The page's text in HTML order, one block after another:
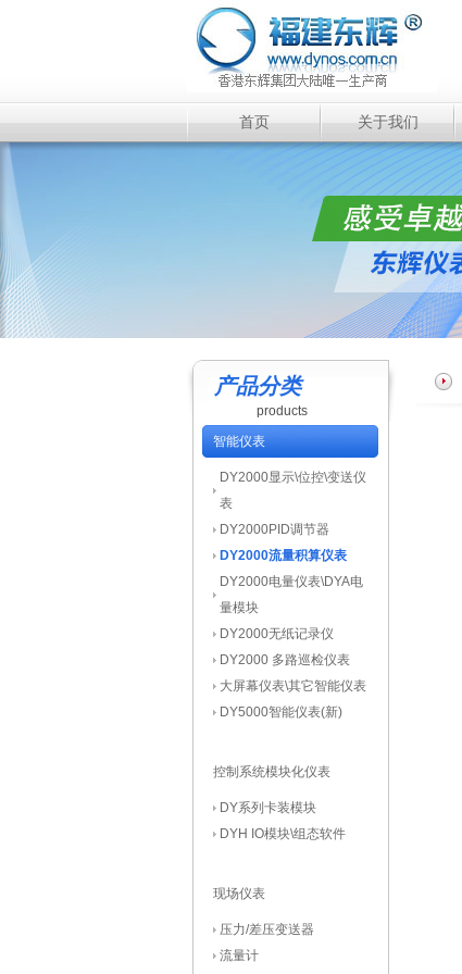
首页 关于我们
产品分类
products
智能仪表
DY2000显示\位控\变送仪
表
DY2000PID调节器
DY2000流量积算仪表
DY2000电量仪表\DYA电
量模块
DY2000无纸记录仪
DY2000 多路巡检仪表
大屏幕仪表\其它智能仪表
DY5000智能仪表(新)
控制系统模块化仪表
DY系列卡装模块
DYH IO模块\组态软件
现场仪表
压力/差压变送器
流量计